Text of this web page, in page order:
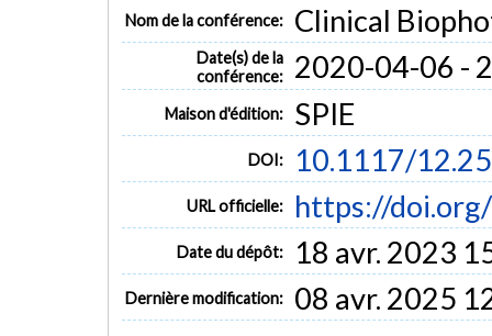
Nom de la conférence: Clinical
Date(s) de la
conférence:
2020-04-06 -
Maison d'édition: SPIE
DOI: 10.1117/
URL officielle: https://
Date du dépôt: 18 avr. 2023
Dernière modification: 08 avr. 2025